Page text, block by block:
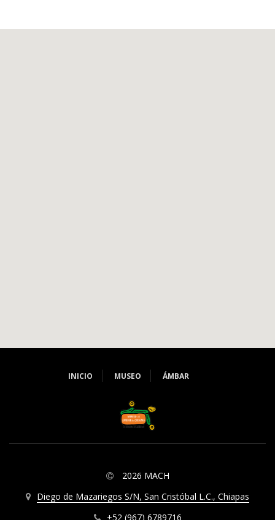
INICIO MUSEO ÁMBAR
2026 MACH
Diego de Mazariegos S/N, San Cristóbal L.C., Chiapas
+52 (967) 6789716